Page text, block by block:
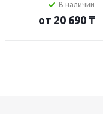
В наличии
от 20 690 ₸